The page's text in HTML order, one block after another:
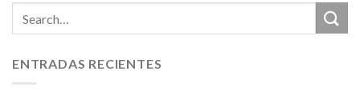
ENTRADAS RECIENTES